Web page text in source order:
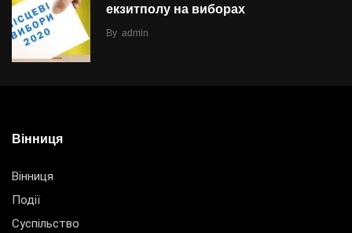
екзитполу на виборах
By admin
Вінниця
Вінниця
Події
Суспільство